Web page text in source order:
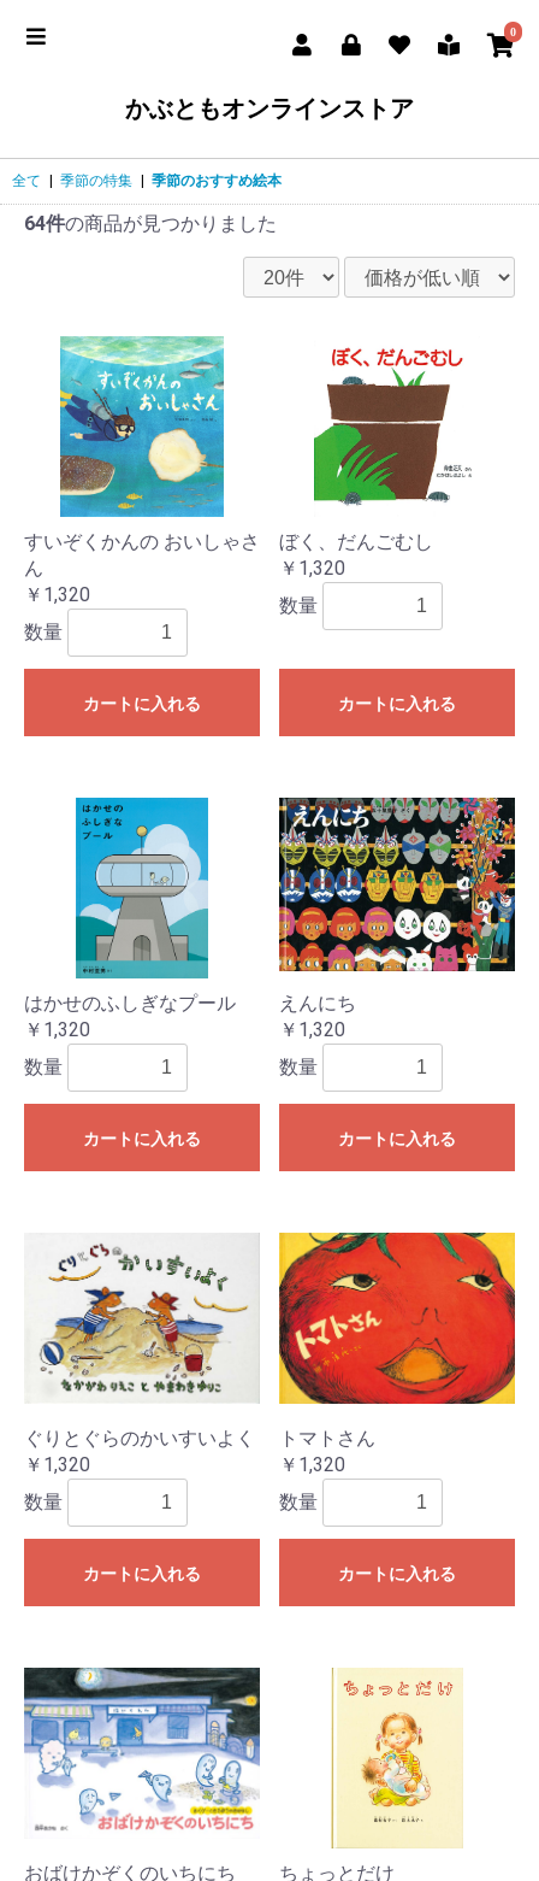
0
かぶともオンラインストア
全て 季節の特集 季節のおすすめ絵本
64件の商品が見つかりました
すいぞくかんの おいしゃさ
ん
￥1,320
数量
カートに入れる
ぼく、だんごむし
￥1,320
数量
カートに入れる
はかせのふしぎなプール
￥1,320
数量
カートに入れる
えんにち
￥1,320
数量
カートに入れる
ぐりとぐらのかいすいよく
￥1,320
数量
カートに入れる
トマトさん
￥1,320
数量
カートに入れる
おばけかぞくのいちにち
ちょっとだけ